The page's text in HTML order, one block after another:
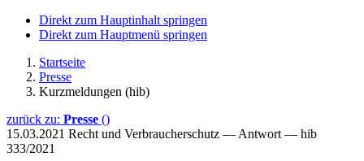
Direkt zum Hauptinhalt springen
Direkt zum Hauptmenü springen
Startseite
Presse
Kurzmeldungen (hib)
zurück zu: Presse ()
15.03.2021 Recht und Verbraucherschutz — Antwort — hib
333/2021